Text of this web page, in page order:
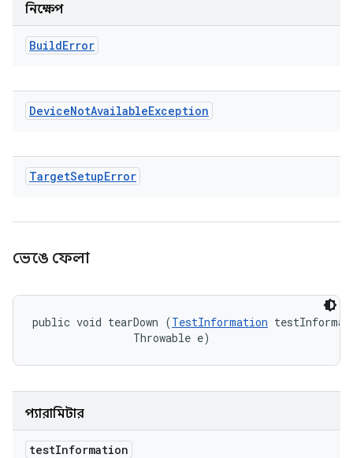
নিক্ষেপ
BuildError
DeviceNotAvailableException
TargetSetupError
ভেঙে ফেলা
public void tearDown (TestInformation
                Throwable e)
প্যারামিটার
testInformation